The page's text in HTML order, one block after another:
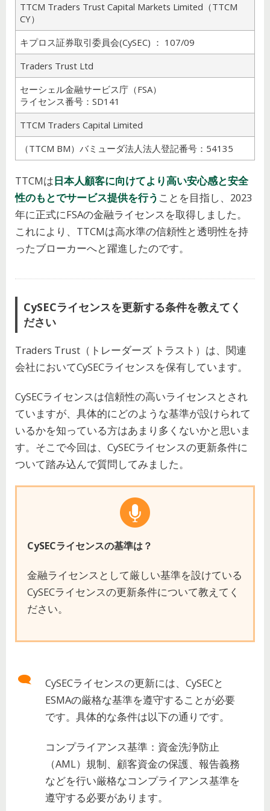
TTCM Traders Trust Capital Markets Limited（TTCM
CY）
キプロス証券取引委員会(CySEC) ： 107/09
Traders Trust Ltd
セーシェル金融サービス庁（FSA）
ライセンス番号：SD141
TTCM Traders Capital Limited
（TTCM BM）バミューダ法人法人登記番号：54135
TTCMは日本人顧客に向けてより高い安心感と安全
性のもとでサービス提供を行う ことを目指し、2023
年に正式にFSAの金融ライセンスを取得しました。
これにより、TTCMは高水準の信頼性と透明性を持
ったブローカーへと躍進したのです。
CySECライセンスを更新する条件を教えてく
ださい
Traders Trust（トレーダーズ トラスト）は、関連
会社においてCySECライセンスを保有しています。
CySECライセンスは信頼性の高いライセンスとされ
ていますが、具体的にどのような基準が設けられて
いるかを知っている方はあまり多くないかと思いま
す。そこで今回は、CySECライセンスの更新条件に
ついて踏み込んで質問してみました。
CySECライセンスの基準は？
金融ライセンスとして厳しい基準を設けている
CySECライセンスの更新条件について教えてく
ださい。
CySECライセンスの更新には、CySECと
ESMAの厳格な基準を遵守することが必要
です。具体的な条件は以下の通りです。
コンプライアンス基準：資金洗浄防止
（AML）規制、顧客資金の保護、報告義務
などを行い厳格なコンプライアンス基準を
遵守する必要があります。